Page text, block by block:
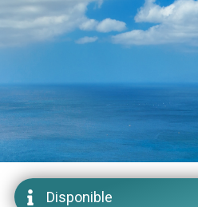
Disponible